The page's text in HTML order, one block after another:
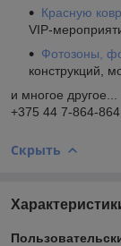
Красную
VIP-
Фотозоны,
конструкций,
и многое
+375 44 7-864-864
Скрыть